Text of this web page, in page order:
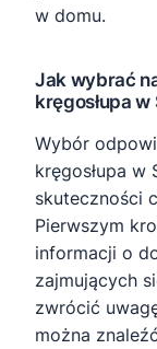
w domu.
Jak wybrać
kręgosłupa
Wybór
kręgosłupa
skuteczności
Pierwszym
informacji o
zajmujących
zwrócić
można